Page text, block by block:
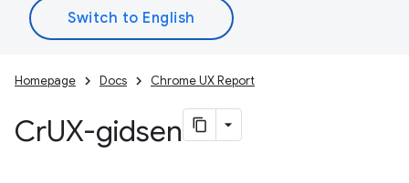
Homepage Docs Chrome UX Report
CrUX-gidsen